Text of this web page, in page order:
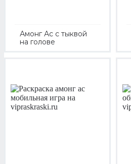
Амонг Ас с тыквой
на голове